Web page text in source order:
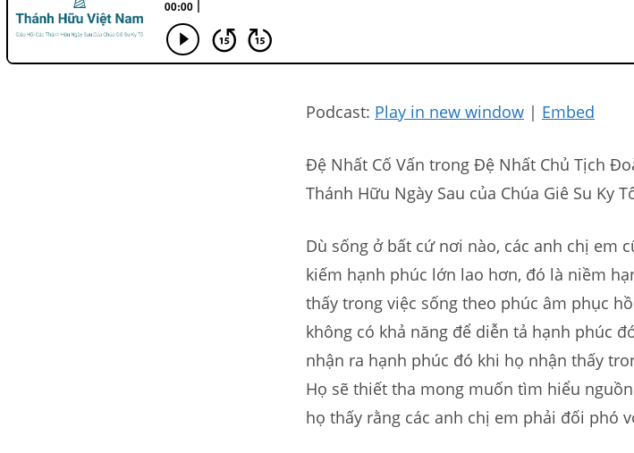
Podcast: Play in new window | Embed
Đệ Nhất Cố Vấn trong Đệ Nhất Chủ Tịch
Thánh Hữu Ngày Sau của Chúa Giê Su Ky
Dù sống ở bất cứ nơi nào, các anh chị em
kiếm hạnh phúc lớn lao hơn, đó là niềm
thấy trong việc sống theo phúc âm phục
không có khả năng để diễn tả hạnh phúc
nhận ra hạnh phúc đó khi họ nhận thấy
Họ sẽ thiết tha mong muốn tìm hiểu
họ thấy rằng các anh chị em phải đối phó